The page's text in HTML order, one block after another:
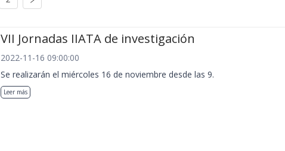
VII Jornadas IIATA de investigación
2022-11-16 09:00:00
Se realizarán el miércoles 16 de noviembre desde las 9.
Leer más